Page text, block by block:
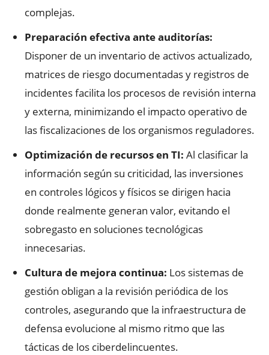
complejas.
Preparación efectiva ante auditorías:
Disponer de un inventario de activos actualizado,
matrices de riesgo documentadas y registros de
incidentes facilita los procesos de revisión interna
y externa, minimizando el impacto operativo de
las fiscalizaciones de los organismos reguladores.
Optimización de recursos en TI: Al clasificar la
información según su criticidad, las inversiones
en controles lógicos y físicos se dirigen hacia
donde realmente generan valor, evitando el
sobregasto en soluciones tecnológicas
innecesarias.
Cultura de mejora continua: Los sistemas de
gestión obligan a la revisión periódica de los
controles, asegurando que la infraestructura de
defensa evolucione al mismo ritmo que las
tácticas de los ciberdelincuentes.